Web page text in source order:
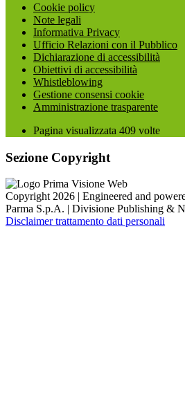
Cookie policy
Note legali
Informativa Privacy
Ufficio Relazioni con il Pubblico
Dichiarazione di accessibilità
Obiettivi di accessibilità
Whistleblowing
Gestione consensi cookie
Amministrazione trasparente
Pagina visualizzata 409 volte
Sezione Copyright
Copyright 2026 | Engineered and
Parma S.p.A. | Divisione Publishing &
Disclaimer trattamento dati personali